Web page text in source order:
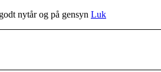
nytår og på gensyn Luk